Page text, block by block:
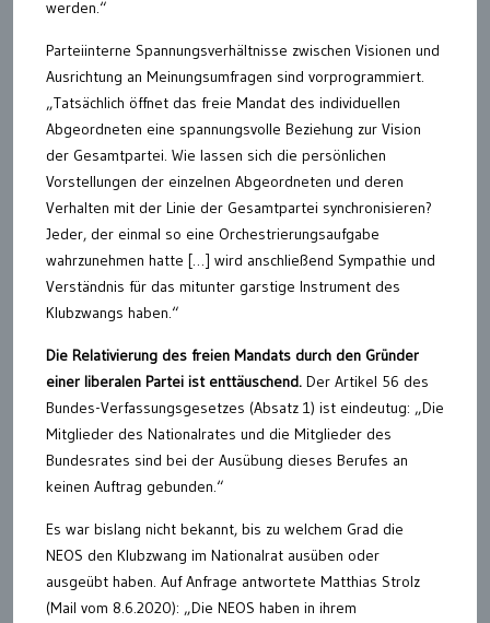
werden.“
Parteiinterne Spannungsverhältnisse zwischen Visionen und
Ausrichtung an Meinungsumfragen sind vorprogrammiert.
„Tatsächlich öffnet das freie Mandat des individuellen
Abgeordneten eine spannungsvolle Beziehung zur Vision
der Gesamtpartei. Wie lassen sich die persönlichen
Vorstellungen der einzelnen Abgeordneten und deren
Verhalten mit der Linie der Gesamtpartei synchronisieren?
Jeder, der einmal so eine Orchestrierungsaufgabe
wahrzunehmen hatte […] wird anschließend Sympathie und
Verständnis für das mitunter garstige Instrument des
Klubzwangs haben.“
Die Relativierung des freien Mandats durch den Gründer
einer liberalen Partei ist enttäuschend. Der Artikel 56 des
Bundes-Verfassungsgesetzes (Absatz 1) ist eindeutug: „Die
Mitglieder des Nationalrates und die Mitglieder des
Bundesrates sind bei der Ausübung dieses Berufes an
keinen Auftrag gebunden.“
Es war bislang nicht bekannt, bis zu welchem Grad die
NEOS den Klubzwang im Nationalrat ausüben oder
ausgeübt haben. Auf Anfrage antwortete Matthias Strolz
(Mail vom 8.6.2020): „Die NEOS haben in ihrem